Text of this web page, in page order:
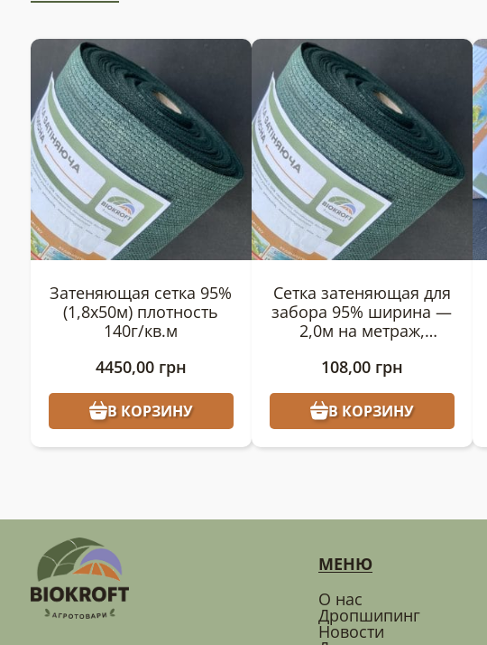
Затеняющая сетка 95%
(1,8х50м) плотность
140г/кв.м
4450,00 грн
В КОРЗИНУ
Сетка затеняющая для
забора 95% ширина —
2,0м на метраж,
108,00 грн
В КОРЗИНУ
МЕНЮ
О нас
Дропшипинг
Новости